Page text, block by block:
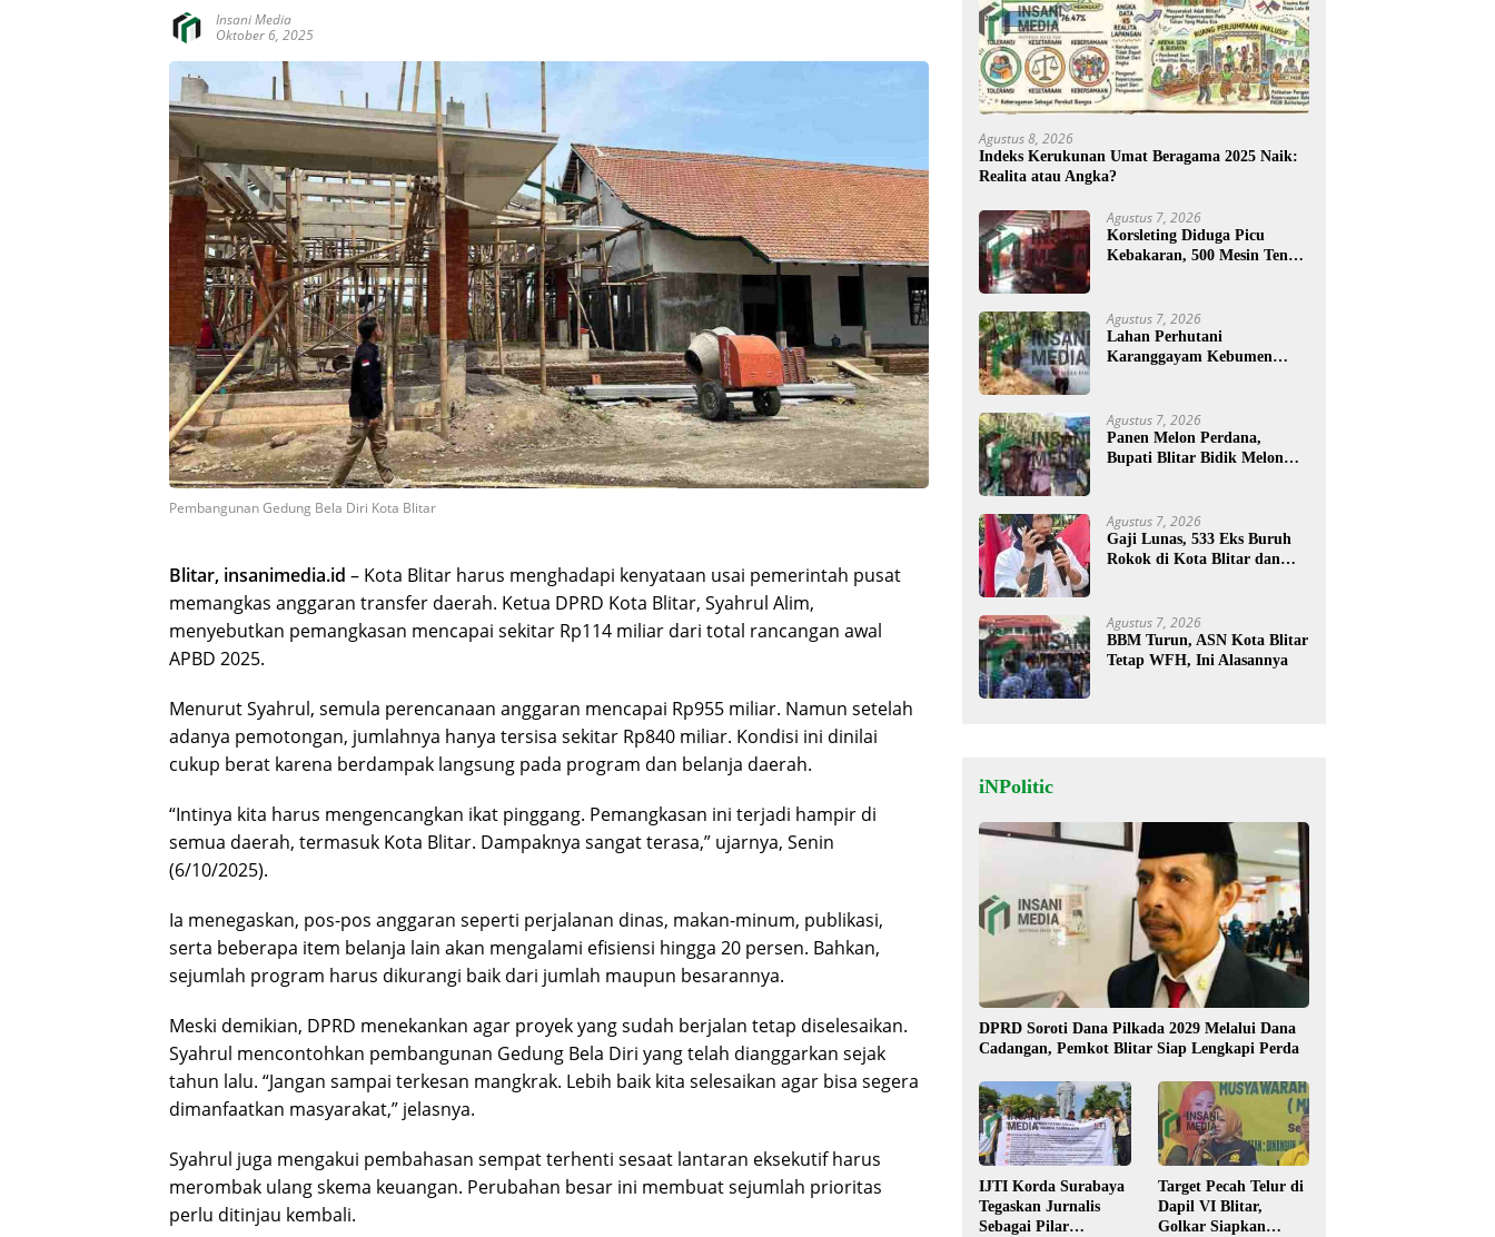
Insani Media
Oktober 6, 2025
Pembangunan Gedung Bela Diri Kota Blitar
Blitar, insanimedia.id – Kota Blitar harus menghadapi kenyataan usai pemerintah pusat
memangkas anggaran transfer daerah. Ketua DPRD Kota Blitar, Syahrul Alim,
menyebutkan pemangkasan mencapai sekitar Rp114 miliar dari total rancangan awal
APBD 2025.
Menurut Syahrul, semula perencanaan anggaran mencapai Rp955 miliar. Namun setelah
adanya pemotongan, jumlahnya hanya tersisa sekitar Rp840 miliar. Kondisi ini dinilai
cukup berat karena berdampak langsung pada program dan belanja daerah.
“Intinya kita harus mengencangkan ikat pinggang. Pemangkasan ini terjadi hampir di
semua daerah, termasuk Kota Blitar. Dampaknya sangat terasa,” ujarnya, Senin
(6/10/2025).
Ia menegaskan, pos-pos anggaran seperti perjalanan dinas, makan-minum, publikasi,
serta beberapa item belanja lain akan mengalami efisiensi hingga 20 persen. Bahkan,
sejumlah program harus dikurangi baik dari jumlah maupun besarannya.
Meski demikian, DPRD menekankan agar proyek yang sudah berjalan tetap diselesaikan.
Syahrul mencontohkan pembangunan Gedung Bela Diri yang telah dianggarkan sejak
tahun lalu. “Jangan sampai terkesan mangkrak. Lebih baik kita selesaikan agar bisa segera
dimanfaatkan masyarakat,” jelasnya.
Syahrul juga mengakui pembahasan sempat terhenti sesaat lantaran eksekutif harus
merombak ulang skema keuangan. Perubahan besar ini membuat sejumlah prioritas
perlu ditinjau kembali.
Agustus 8, 2026
Indeks Kerukunan Umat Beragama 2025 Naik:
Realita atau Angka?
Agustus 7, 2026
Korsleting Diduga Picu
Kebakaran, 500 Mesin Tenun
Agustus 7, 2026
Lahan Perhutani
Karanggayam Kebumen
Agustus 7, 2026
Panen Melon Perdana,
Bupati Blitar Bidik Melon
Agustus 7, 2026
Gaji Lunas, 533 Eks Buruh
Rokok di Kota Blitar dan
Agustus 7, 2026
BBM Turun, ASN Kota Blitar
Tetap WFH, Ini Alasannya
iNPolitic
DPRD Soroti Dana Pilkada 2029 Melalui Dana
Cadangan, Pemkot Blitar Siap Lengkapi Perda
IJTI Korda Surabaya
Tegaskan Jurnalis
Sebagai Pilar
Target Pecah Telur di
Dapil VI Blitar,
Golkar Siapkan